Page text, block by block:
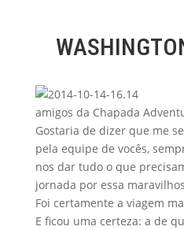
amigos da Chapada
Gostaria de dizer que me
pela equipe de vocês,
nos dar tudo o que
jornada por essa
Foi certamente a viagem
E ficou uma certeza: a de